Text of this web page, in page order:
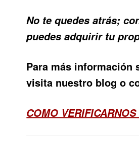
No te quedes atrás;
puedes adquirir tu
Para más información
visita nuestro blog o
COMO